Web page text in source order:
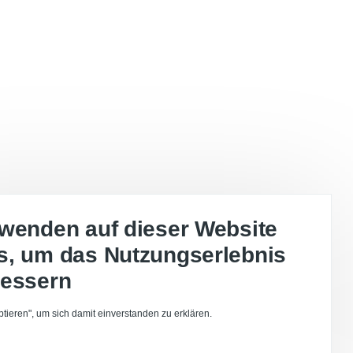
auf dieser Website
um das Nutzungserlebnis
um sich damit einverstanden zu erklären.